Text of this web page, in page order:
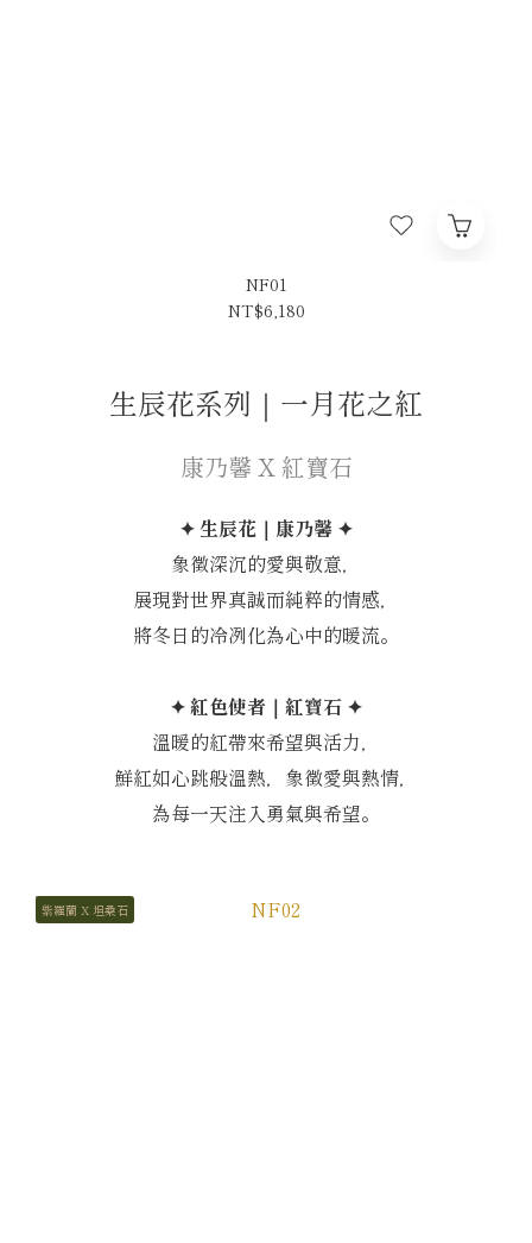
NF01
NT$6,180
生辰花系列｜一月花之紅
康乃馨 X 紅寶石
✦ 生辰花｜康乃馨 ✦
象徵深沉的愛與敬意，
展現對世界真誠而純粹的情感，
將冬日的冷冽化為心中的暖流。
✦ 紅色使者｜紅寶石 ✦
溫暖的紅帶來希望與活力，
鮮紅如心跳般溫熱，象徵愛與熱情，
為每一天注入勇氣與希望。
紫羅蘭 X 坦桑石